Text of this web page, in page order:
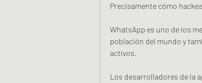
Precisamente cómo
WhatsApp es uno de los
población del mundo y
activos.
Los desarrolladores de la